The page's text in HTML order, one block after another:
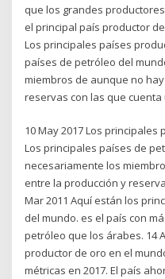
que los grandes
el principal país productor
Los principales países
países de petróleo del
miembros de aunque no
reservas con las que cuenta
10 May 2017 Los
Los principales países de
necesariamente los
entre la producción y
Mar 2011 Aquí están los
del mundo. es el país con
petróleo que los árabes. 14
productor de oro en el
métricas en 2017. El país